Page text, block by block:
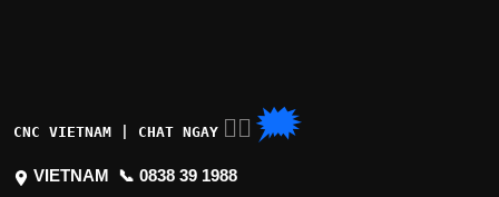
CNC VIETNAM | CHAT NGAY 👉🏽 🗯
VIETNAM 📞 0838 39 1988